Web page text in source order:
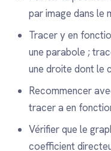
par image dans le
Tracer y en
une parabole ;
une droite dont le
Recommencer
tracer a en
Vérifier que le
coefficient